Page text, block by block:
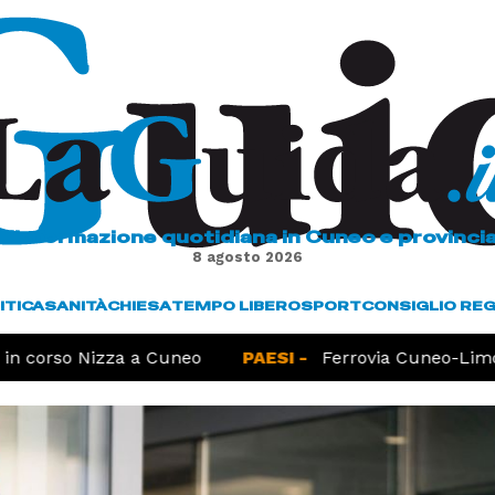
L'informazione quotidiana in Cuneo e
8 agosto 2026
SANITÀCHIESATEMPO LIBEROSPORTCONSIGLIO
Nizza a Cuneo PAESI - Ferrovia Cuneo-